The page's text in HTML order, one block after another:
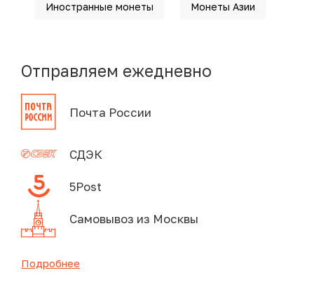
Иностранные монеты Монеты Азии
Отправляем ежедневно
Почта России
СДЭК
5Post
Самовывоз из Москвы
Подробнее